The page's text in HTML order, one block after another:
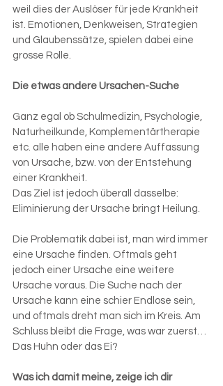
weil dies der Auslöser für jede Krankheit
ist. Emotionen, Denkweisen, Strategien
und Glaubenssätze, spielen dabei eine
grosse Rolle.
Die etwas andere Ursachen-Suche
Ganz egal ob Schulmedizin, Psychologie,
Naturheilkunde, Komplementärtherapie
etc. alle haben eine andere Auffassung
von Ursache, bzw. von der Entstehung
einer Krankheit.
Das Ziel ist jedoch überall dasselbe:
Eliminierung der Ursache bringt Heilung.
Die Problematik dabei ist, man wird immer
eine Ursache finden. Oftmals geht
jedoch einer Ursache eine weitere
Ursache voraus. Die Suche nach der
Ursache kann eine schier Endlose sein,
und oftmals dreht man sich im Kreis. Am
Schluss bleibt die Frage, was war zuerst…
Das Huhn oder das Ei?
Was ich damit meine, zeige ich dir